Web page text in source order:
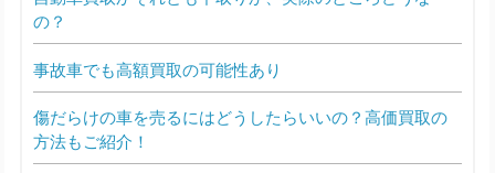
の？
事故車でも高額買取の可能性あり
傷だらけの車を売るにはどうしたらいいの？高価買取の
方法もご紹介！